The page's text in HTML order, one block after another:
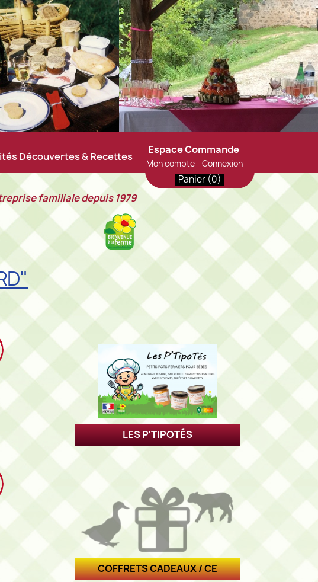
Découvertes & Recettes
Espace Commande
Mon compte - Connexion
Panier (0)
familiale depuis 1979
LES P'TIPOTÉS
COFFRETS CADEAUX / CE